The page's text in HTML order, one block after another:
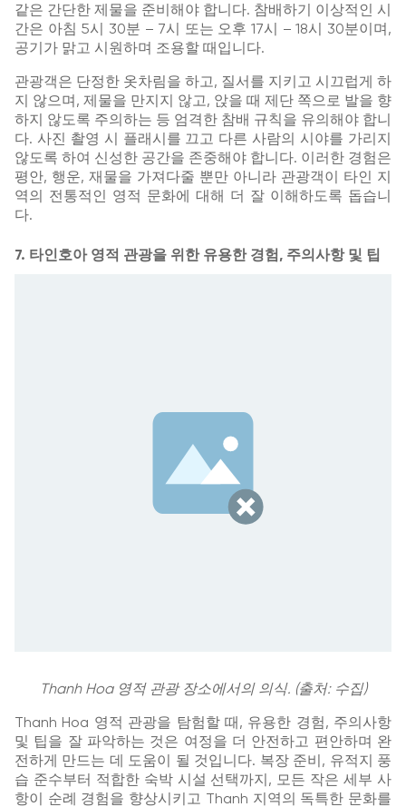
같은 간단한 제물을 준비해야 합니다. 참배하기 이상적인 시
간은 아침 5시 30분 – 7시 또는 오후 17시 – 18시 30분이며,
공기가 맑고 시원하며 조용할 때입니다.
관광객은 단정한 옷차림을 하고, 질서를 지키고 시끄럽게 하
지 않으며, 제물을 만지지 않고, 앉을 때 제단 쪽으로 발을 향
하지 않도록 주의하는 등 엄격한 참배 규칙을 유의해야 합니
다. 사진 촬영 시 플래시를 끄고 다른 사람의 시야를 가리지
않도록 하여 신성한 공간을 존중해야 합니다. 이러한 경험은
평안, 행운, 재물을 가져다줄 뿐만 아니라 관광객이 타인 지
역의 전통적인 영적 문화에 대해 더 잘 이해하도록 돕습니
다.
7. 타인호아 영적 관광을 위한 유용한 경험, 주의사항 및 팁
Thanh Hoa 영적 관광 장소에서의 의식. (출처: 수집)
Thanh Hoa 영적 관광을 탐험할 때, 유용한 경험, 주의사항
및 팁을 잘 파악하는 것은 여정을 더 안전하고 편안하며 완
전하게 만드는 데 도움이 될 것입니다. 복장 준비, 유적지 풍
습 준수부터 적합한 숙박 시설 선택까지, 모든 작은 세부 사
항이 순례 경험을 향상시키고 Thanh 지역의 독특한 문화를